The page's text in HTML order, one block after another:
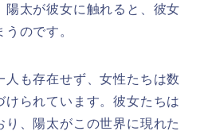
陽太が彼女に触れると、彼女
のです。
人も存在せず、女性たちは数
られています。彼女たちは
、陽太がこの世界に現れた